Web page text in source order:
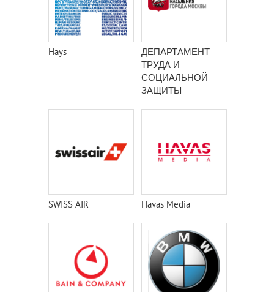
Hays
ДЕПАРТАМЕНТ
ТРУДА И
СОЦИАЛЬНОЙ
ЗАЩИТЫ
SWISS AIR Havas Media